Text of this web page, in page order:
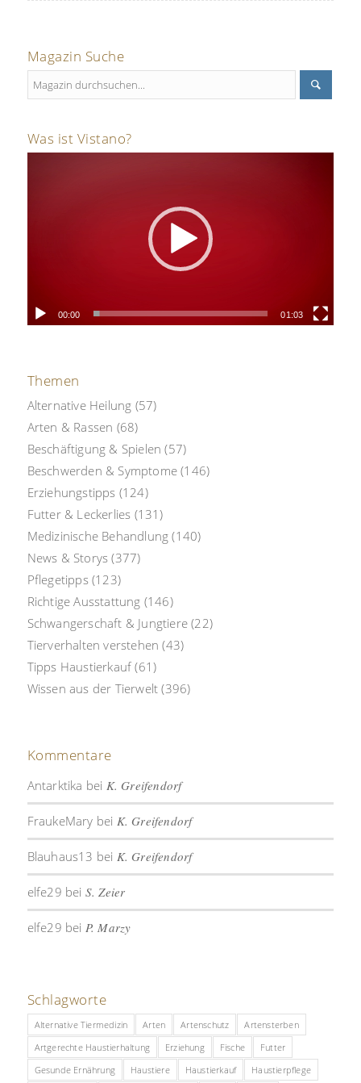
Magazin Suche
Was ist Vistano?
00:00 01:03
Themen
Alternative Heilung (57)
Arten & Rassen (68)
Beschäftigung & Spielen (57)
Beschwerden & Symptome (146)
Erziehungstipps (124)
Futter & Leckerlies (131)
Medizinische Behandlung (140)
News & Storys (377)
Pflegetipps(123)
Richtige Ausstattung (146)
Schwangerschaft & Jungtiere (22)
Tierverhalten verstehen (43)
Tipps Haustierkauf (61)
Wissen aus der Tierwelt (396)
Kommentare
Antarktika bei K. Greifendorf
FraukeMary bei K. Greifendorf
Blauhaus13 bei K. Greifendorf
elfe29 bei S. Zeier
elfe29 bei P. Marzy
Schlagworte
Alternative Tiermedizin Arten Artenschutz
Artensterben
Artgerechte Haustierhaltung
Erziehung Fische
Futter
Gesunde Ernährung
Haustiere Haustierkauf
Haustierpflege